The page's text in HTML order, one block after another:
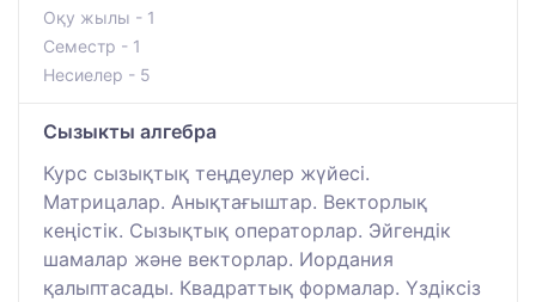
Оқу жылы - 1
Семестр - 1
Несиелер - 5
Сызыкты алгебра
Курс сызықтық теңдеулер жүйесі.
Матрицалар. Анықтағыштар. Векторлық
кеңістік. Сызықтық операторлар. Эйгендік
шамалар және векторлар. Иордания
қалыптасады. Квадраттық формалар. Үздіксіз